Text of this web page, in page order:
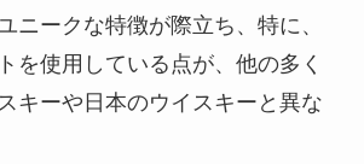
ニークな特徴が際立ち、特に、
を使用している点が、他の多く
キーや日本のウイスキーと異な